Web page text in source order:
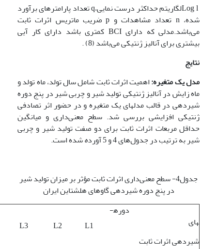
Log lلگاریتم حداکثر درست نمایی،q تعداد پارامترهای برآورد
شده، n تعداد مشاهدات و p ضریب ماتریس اثرات ثابت
می‌باشد.مدلی که دارای BCI کمتری باشد دارای کار آیی
بیشتری برای آنالیز ژنتیکی می‌باشد (8) .
نتایج
مدل یک متغیره:اهمیت اثرات ثابت شامل سال تولد، ماه تولد و
ماه زایش در آنالیز ژنتیکی تولید شیر و چربی شیر در پنج دوره
شیردهی در قالب مدل­های یک متغیره و در حضور اثر تصادفی
ژنتیکی افزایشی بررسی شد. سطح معنی‌داری و میانگین
حداقل مربعات اثرات ثابت برای دو صفت تولید شیر و چربی
شیر به ترتیب در جدول‌های 4 و 5 آورد
هشده است.
جدول4- سطح معنی‌داری اثرات ثابت مؤثر بر میزان تولید شیر
در پنج دوره شیردهی گاوهای هلشتاین ایران
دوره­
های
شیردهی اثرات ثابت
L1
L2
L3